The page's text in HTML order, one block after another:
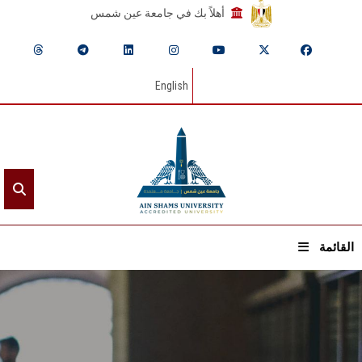
أهلاً بك في جامعة عين شمس
English
القائمة
الرئيسيـة
عن الجامعة